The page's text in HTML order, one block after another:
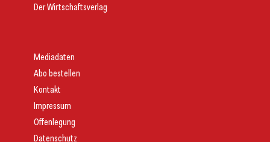
Der Wirtschaftsverlag
Mediadaten
Abo bestellen
Kontakt
Impressum
Offenlegung
Datenschutz